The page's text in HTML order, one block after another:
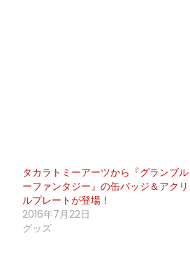
タカラトミーアーツから『グランブル
ーファンタジー』の缶バッジ＆アクリ
ルプレートが登場！
2016年7月22日
グッズ